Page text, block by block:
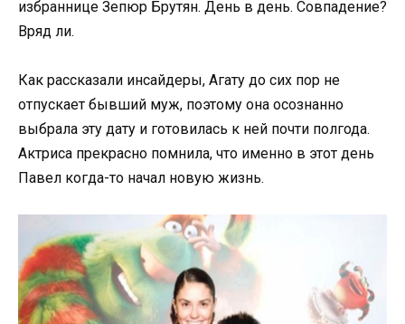
избраннице Зепюр Брутян. День в день. Совпадение?
Вряд ли.
Как рассказали инсайдеры, Агату до сих пор не
отпускает бывший муж, поэтому она осознанно
выбрала эту дату и готовилась к ней почти полгода.
Актриса прекрасно помнила, что именно в этот день
Павел когда-то начал новую жизнь.